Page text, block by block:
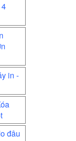
in -
đâu